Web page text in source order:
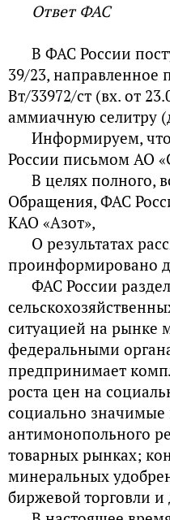
Ответ ФАС
В ФАС России
39/23, направленное
Вт/33972/ст (вх. от
аммиачную селитру
Информируем,
России письмом АО
В целях полного,
Обращения, ФАС
КАО «Азот»,
О результатах
проинформировано
ФАС России
ситуацией на рынке
федеральными
предпринимает
роста цен на
социально значимые
антимонопольного
товарных рынках;
минеральных
биржевой торговли и